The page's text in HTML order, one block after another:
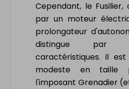
Comment ça
Nouvelles & actualité
Services
Cependant, le Fusilier,
par un moteur
prolongateur
distingue par
caractéristiques. Il
modeste en
l'imposant Grenadier